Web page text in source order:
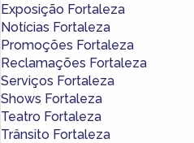
Exposição Fortaleza
Notícias Fortaleza
Promoções Fortaleza
Reclamações Fortaleza
Serviços Fortaleza
Shows Fortaleza
Teatro Fortaleza
Trânsito Fortaleza